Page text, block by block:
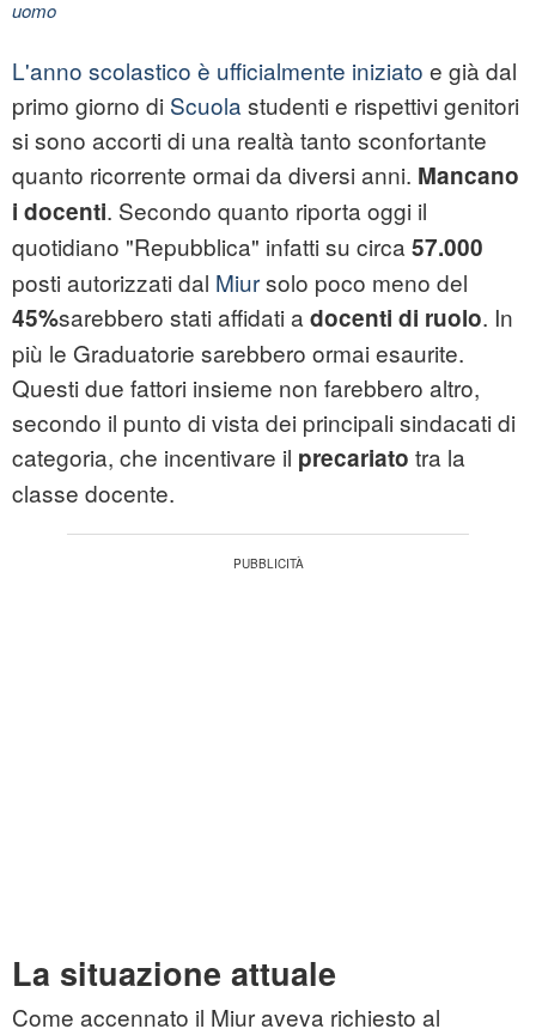
uomo
L'anno scolastico è ufficialmente iniziato e già dal
primo giorno di Scuola studenti e rispettivi genitori
si sono accorti di una realtà tanto sconfortante
quanto ricorrente ormai da diversi anni. Mancano
i docenti. Secondo quanto riporta oggi il
quotidiano "Repubblica" infatti su circa 57.000
posti autorizzati dal Miursolo poco meno del
45%sarebbero stati affidati a docenti di ruolo. In
più le Graduatorie sarebbero ormai esaurite.
Questi due fattori insieme non farebbero altro,
secondo il punto di vista dei principali sindacati di
categoria, che incentivare il precariato tra la
classe docente.
La situazione attuale
Come accennato il Miur aveva richiesto al